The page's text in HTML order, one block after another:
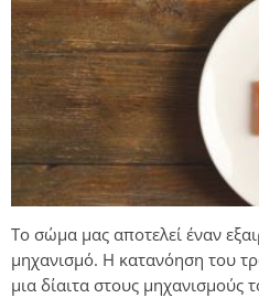
Το σώμα μας αποτελεί έναν
μηχανισμό. Η κατανόηση του
μια δίαιτα στους